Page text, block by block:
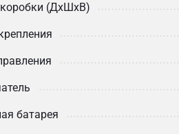
(ДхШхВ)
батарея